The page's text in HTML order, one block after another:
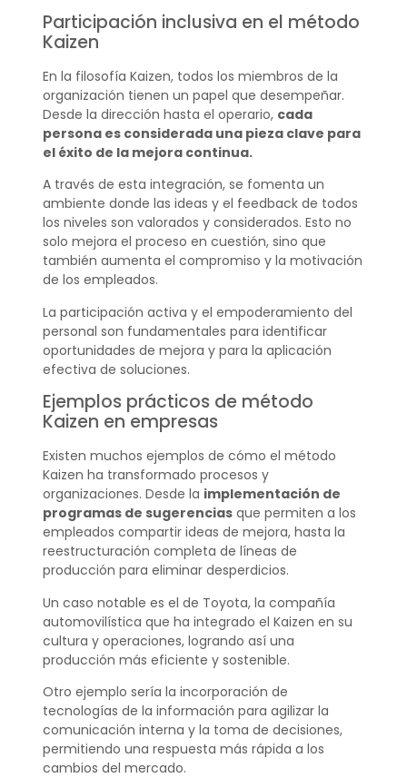
Participación inclusiva en el método
Kaizen
En la filosofía Kaizen, todos los miembros de la
organización tienen un papel que desempeñar.
Desde la dirección hasta el operario, cada
persona es considerada una pieza clave para
el éxito de la mejora continua.
A través de esta integración, se fomenta un
ambiente donde las ideas y el feedback de todos
los niveles son valorados y considerados. Esto no
solo mejora el proceso en cuestión, sino que
también aumenta el compromiso y la motivación
de los empleados.
La participación activa y el empoderamiento del
personal son fundamentales para identificar
oportunidades de mejora y para la aplicación
efectiva de soluciones.
Ejemplos prácticos de método
Kaizen en empresas
Existen muchos ejemplos de cómo el método
Kaizen ha transformado procesos y
organizaciones. Desde la implementación de
programas de sugerenciasque permiten a los
empleados compartir ideas de mejora, hasta la
reestructuración completa de líneas de
producción para eliminar desperdicios.
Un caso notable es el de Toyota, la compañía
automovilística que ha integrado el Kaizen en su
cultura y operaciones, logrando así una
producción más eficiente y sostenible.
Otro ejemplo sería la incorporación de
tecnologías de la información para agilizar la
comunicación interna y la toma de decisiones,
permitiendo una respuesta más rápida a los
cambios del mercado.